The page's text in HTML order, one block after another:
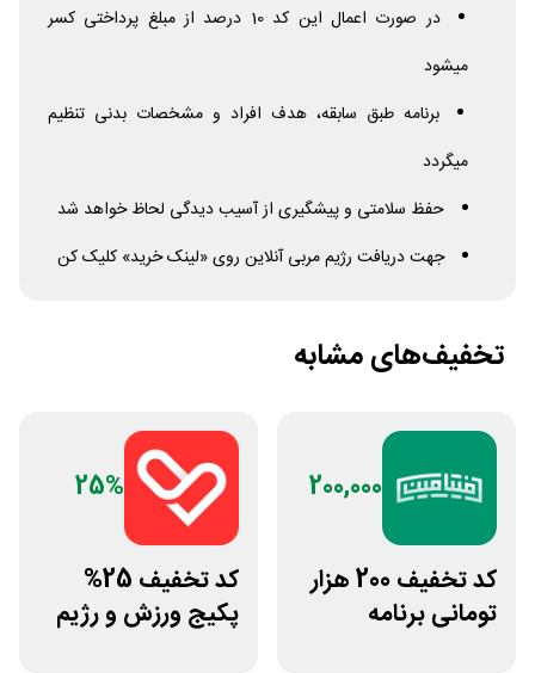
در صورت اعمال این کد 10 درصد از مبلغ پرداختی کسر
میشود
برنامه طبق سابقه، هدف افراد و مشخصات بدنی تنظیم
میگردد
حفظ سلامتی و پیشگیری از آسیب دیدگی لحاظ خواهد شد
جهت دریافت رژیم مربی آنلاین روی «لینک خرید» کلیک کن
تخفیف‌های مشابه
200,000
کد تخفیف 200 هزار
تومانی برنامه
25%
کد تخفیف 25%
پکیج ورزش و رژیم